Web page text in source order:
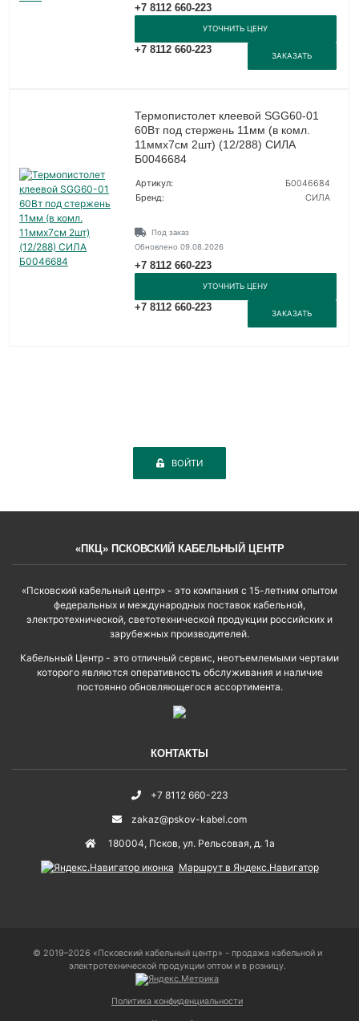
+7 8112 660-223
УТОЧНИТЬ ЦЕНУ
+7 8112 660-223
ЗАКАЗАТЬ
Термопистолет клеевой SGG60-01
60Вт под стержень 11мм (в комл.
11ммх7cм 2шт) (12/288) СИЛА
Б0046684
Артикул:
Б0046684
Бренд:
СИЛА
Под заказ
Обновлено 09.08.2026
+7 8112 660-223
УТОЧНИТЬ ЦЕНУ
+7 8112 660-223
ЗАКАЗАТЬ
ВОЙТИ
«ПКЦ» ПСКОВСКИЙ КАБЕЛЬНЫЙ ЦЕНТР
«Псковский кабельный центр» - это компания с 15-летним опытом
федеральных и международных поставок кабельной,
электротехнической, светотехнической продукции российских и
зарубежных производителей.
Кабельный Центр - это отличный сервис, неотъемлемыми чертами
которого являются оперативность обслуживания и наличие
постоянно обновляющегося ассортимента.
КОНТАКТЫ
+7 8112 660-223
zakaz@pskov-kabel.com
180004, Псков, ул. Рельсовая, д. 1а
Маршрут в Яндекс.Навигатор
© 2019–2026 «Псковский кабельный центр» - продажа кабельной и
электротехнической продукции оптом и в розницу.
Политика конфиденциальности